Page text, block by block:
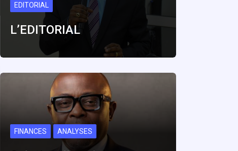
EDITORIAL
L’EDITORIAL
FINANCES ANALYSES